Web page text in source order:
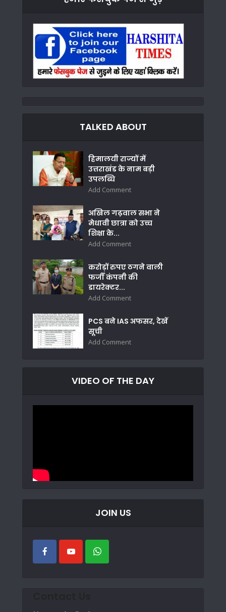
TALKED ABOUT
हिमालयी राज्यों में
उत्तराखंड के नाम बड़ी
उपलब्धि
Add Comment
अखिल गढ़वाल सभा ने
मेधावी छात्रा को उच्च
शिक्षा के...
Add Comment
करोड़ों रुपए ठगने वाली
फर्जी कंपनी की
डायरेक्टर...
Add Comment
PCS बने IAS अफसर, देखें
सूची
Add Comment
VIDEO OF THE DAY
JOIN US